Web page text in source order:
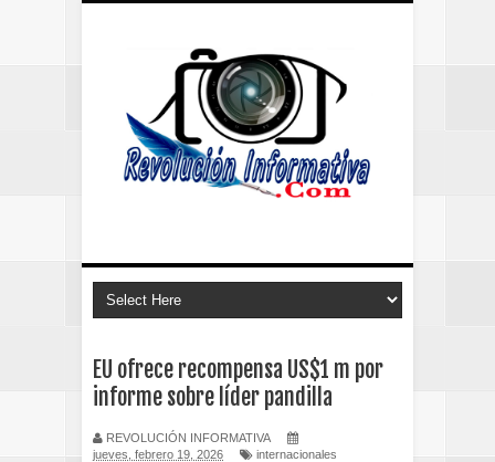
EU ofrece recompensa US$1 m por
informe sobre líder pandilla
REVOLUCIÓN INFORMATIVA
jueves, febrero 19, 2026
internacionales